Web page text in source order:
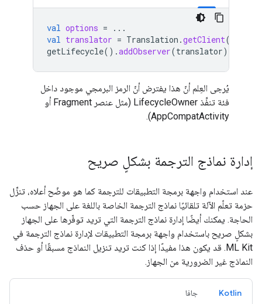
val options =
...
val translator = Translation .getClient(
getLifecycle().addObserver(translator)
يُرجى العِلم أنّ هذا يفترض أنّ الرمز البرمجي موجود داخل
فئة تنفِّذ ‎LifecycleOwner‎ (مثل عنصر Fragment أو
AppCompatActivity).
إدارة نماذج الترجمة بشكلٍ صريح
عند استخدام واجهة برمجة التطبيقات للترجمة كما هو موضّح أعلاه، تنزِّل
حزمة تعلّم الآلة تلقائيًا نماذج الترجمة الخاصة باللغة على الجهاز حسب
الحاجة. يمكنك أيضًا إدارة نماذج الترجمة التي تريد توفّرها على الجهاز
بشكلٍ صريح باستخدام واجهة برمجة التطبيقات لإدارة نماذج الترجمة في
ML Kit. قد يكون هذا مفيدًا إذا كنت تريد تنزيل النماذج مسبقًا أو حذف
النماذج غير الضرورية من الجهاز.
Kotlin جافا